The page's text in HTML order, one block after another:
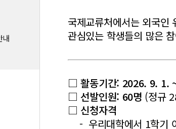
내
국제교류처에서는 외국인
관심있는 학생들의 많은
□ 활동기간: 2026. 9. 1.
□ 선발인원: 60명 (정규
□ 신청자격
- 우리대학에서 1학기